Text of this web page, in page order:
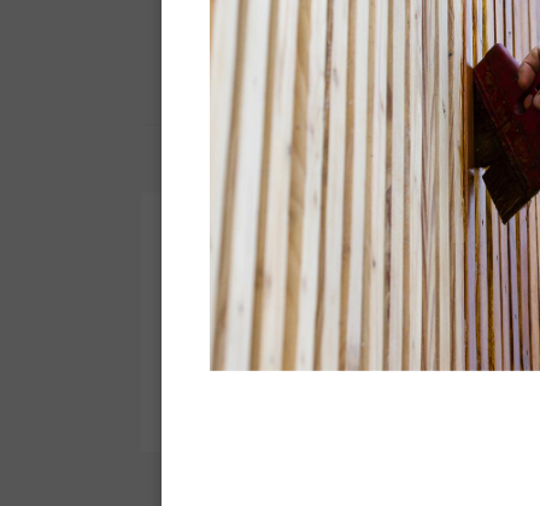
Technische fiche - Pdf